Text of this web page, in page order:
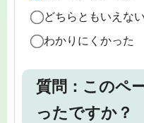
どちらともいえない
わかりにくかった
質問：このペ
ったですか？